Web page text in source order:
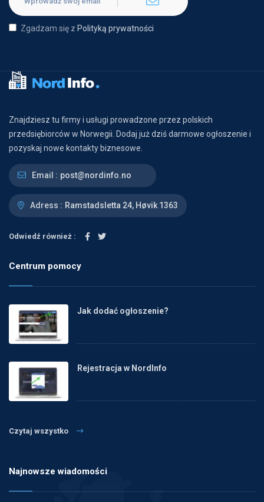
Zgadzam się z Polityką prywatności
Znajdziesz tu firmy i usługi prowadzone przez polskich
przedsiębiorców w Norwegii. Dodaj już dziś darmowe ogłoszenie i
pozyskaj nowe kontakty biznesowe.
Email : post@nordinfo.no
Adress : Ramstadsletta 24, Høvik 1363
Odwiedź również :
Centrum pomocy
Jak dodać ogłoszenie?
Rejestracja w NordInfo
Czytaj wszystko
Najnowsze wiadomości